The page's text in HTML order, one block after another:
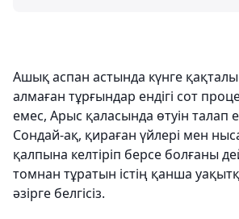
Ашық аспан астында күнге
алмаған тұрғындар ендігі сот
емес, Арыс қаласында өтуін талап
Сондай-ақ, қираған үйлері мен
қалпына келтіріп берсе болғаны
томнан тұратын істің қанша
әзірге белгісіз.